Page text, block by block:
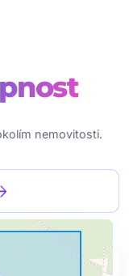
nemovitosti.